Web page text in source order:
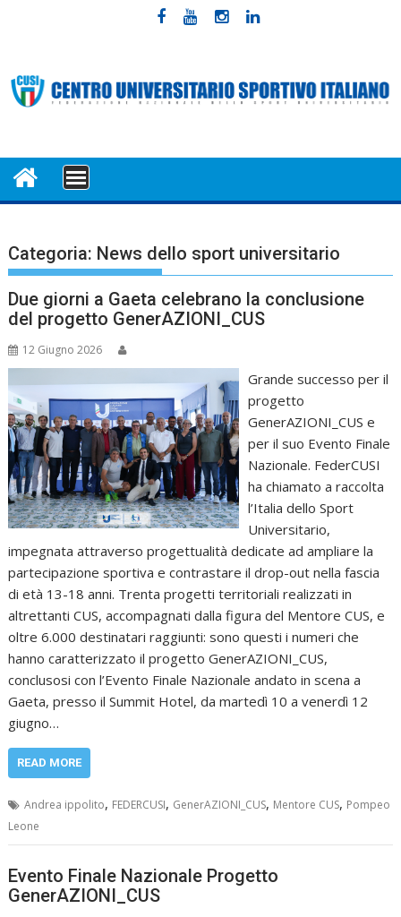
MENU
Categoria: News dello sport universitario
Due giorni a Gaeta celebrano la conclusione
del progetto GenerAZIONI_CUS
12 Giugno 2026
Grande successo per il
progetto
GenerAZIONI_CUS e
per il suo Evento Finale
Nazionale. FederCUSI
ha chiamato a raccolta
l’Italia dello Sport
Universitario,
impegnata attraverso progettualità dedicate ad ampliare la
partecipazione sportiva e contrastare il drop-out nella fascia
di età 13-18 anni. Trenta progetti territoriali realizzati in
altrettanti CUS, accompagnati dalla figura del Mentore CUS, e
oltre 6.000 destinatari raggiunti: sono questi i numeri che
hanno caratterizzato il progetto GenerAZIONI_CUS,
conclusosi con l’Evento Finale Nazionale andato in scena a
Gaeta, presso il Summit Hotel, da martedì 10 a venerdì 12
giugno…
READ MORE
Andrea ippolito, FEDERCUSI, GenerAZIONI_CUS, Mentore CUS, Pompeo
Leone
Evento Finale Nazionale Progetto
GenerAZIONI_CUS